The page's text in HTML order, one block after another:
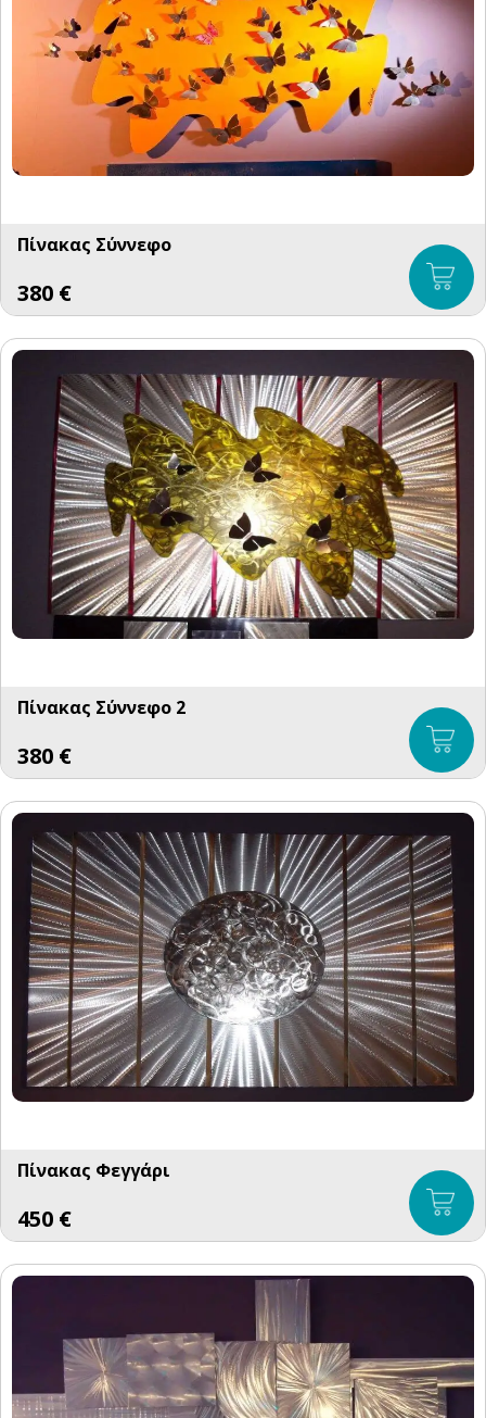
Πίνακας Σύννεφο
380 €
Πίνακας Σύννεφο 2
380 €
Πίνακας Φεγγάρι
450 €